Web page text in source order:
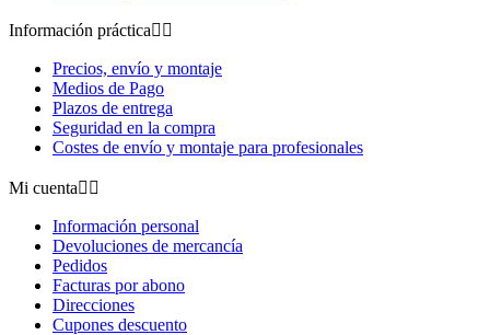
Información práctica 
Precios, envío y montaje
Medios de Pago
Plazos de entrega
Seguridad en la compra
Costes de envío y montaje para profesionales
Mi cuenta 
Información personal
Devoluciones de mercancía
Pedidos
Facturas por abono
Direcciones
Cupones descuento